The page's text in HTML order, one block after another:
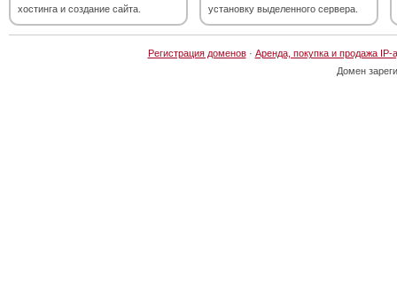
хостинга и создание сайта.
установку выделенного сервера.
Регистрация доменов· Аренда, покупка и продажа IP-
Домен